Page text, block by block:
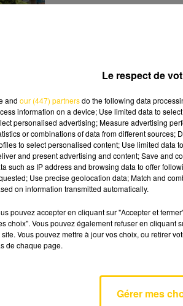
The Time Of My
BENSON BOONE
AVEYRON
Le respect de
and our (447) partnersdo the following data
information on a device; Use limited data to
personalised advertising; Measure advertising
or combinations of data from different sources;
to select personalised content; Use limited data
and present advertising and content; Save and
such as IP address and browsing data to offer
Use precise geolocation data; Match and
on information transmitted automatically.
pouvez accepter en cliquant sur "Accepter et
choix". Vous pouvez également refuser en cliquant
site. Vous pouvez mettre à jour vos choix, ou retirer
de chaque page.
Gérer mes